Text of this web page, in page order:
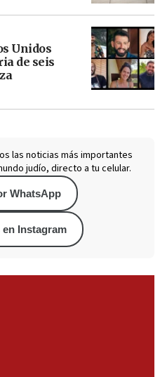
Unidos
de seis
las noticias más importantes
judío, directo a tu celular.
WhatsApp
Instagram